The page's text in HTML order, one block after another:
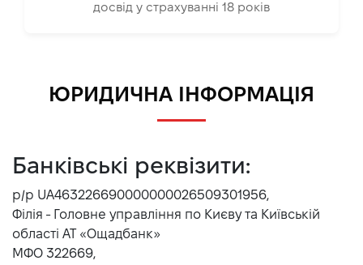
Страховий партнер офіційного
Страховий партнер офіційного
дилерського центру «Лексус Київ
Директор «ВІДІ-СТРАХУВАННЯ»
Міністрів України за вагомий внесок у
розвиток економіки України в рамках
досвід у страхуванні 18 років
ЮРИДИЧНА ІНФОРМАЦІЯ
Банківські реквізити:
р/р UA463226690000000026509301956,
Філія - Головне управління по Києву та Київській
області АТ «Ощадбанк»
МФО 322669,